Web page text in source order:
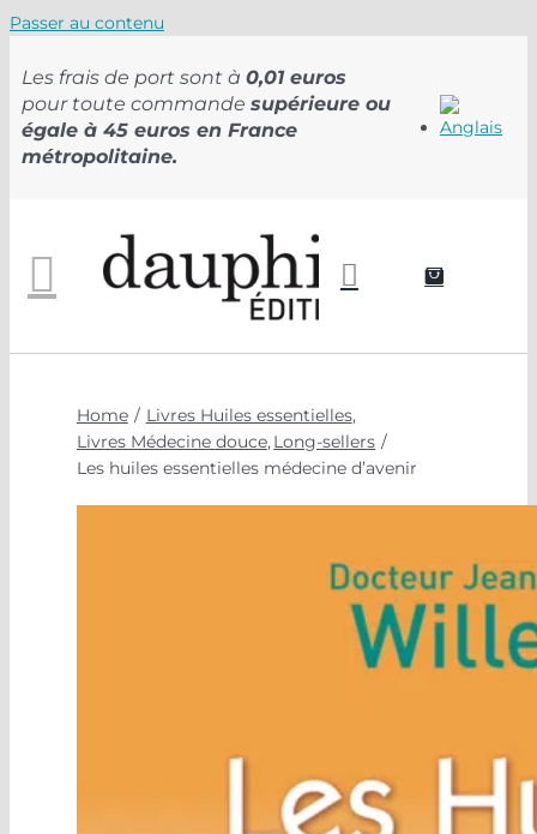
Passer au contenu
Les frais de port sont à 0,01 euros
pour toute commande supérieure ou
égale à 45 euros en France
métropolitaine.
Home
Livres Huiles essentielles
Livres Médecine douce Long-sellers
Les huiles essentielles médecine d’avenir